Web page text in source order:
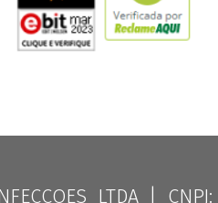
LTDA | CNPJ: